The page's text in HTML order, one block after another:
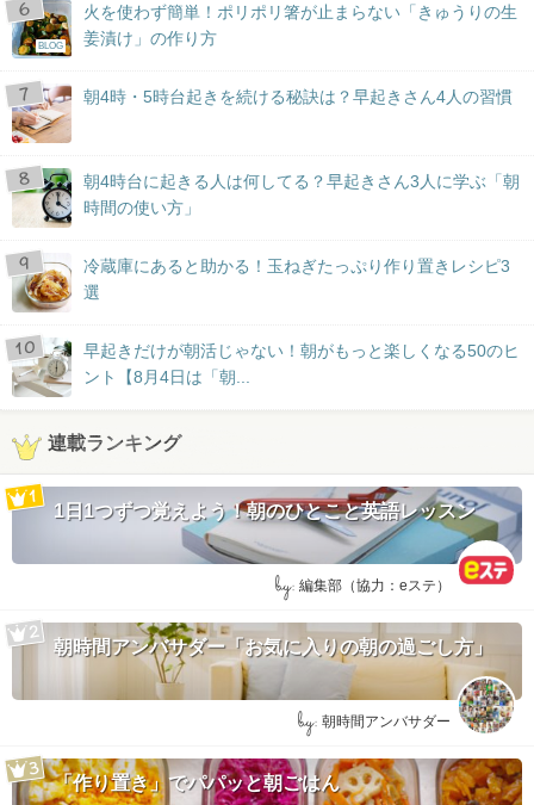
BLOG
火を使わず簡単！ポリポリ箸が止まらない「きゅうりの生
姜漬け」の作り方
朝4時・5時台起きを続ける秘訣は？早起きさん4人の習慣
朝4時台に起きる人は何してる？早起きさん3人に学ぶ「朝
時間の使い方」
冷蔵庫にあると助かる！玉ねぎたっぷり作り置きレシピ3
選
早起きだけが朝活じゃない！朝がもっと楽しくなる50のヒ
ント【8月4日は「朝...
連載ランキング
1日1つずつ覚えよう！朝のひとこと英語レッスン
by: 編集部（協力：eステ）
朝時間アンバサダー「お気に入りの朝の過ごし方」
by: 朝時間アンバサダー
「作り置き」でパパッと朝ごはん